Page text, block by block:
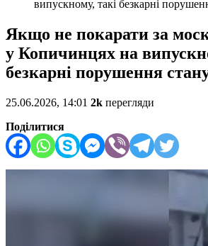
випускному, такі безкарні
Якщо не покарати за
у Копичинцях на
безкарні порушення
25.06.2026, 14:01 2k перегляди
Поділитися